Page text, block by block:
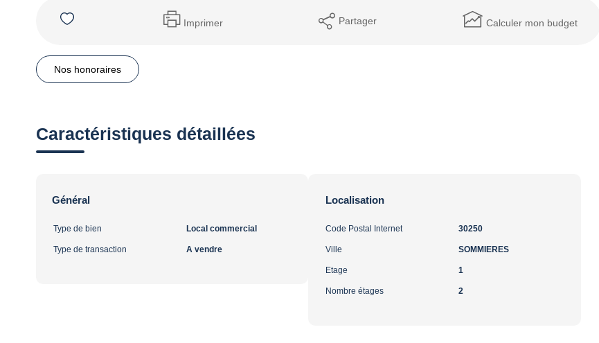
Imprimer Partager Calculer mon budget
Nos honoraires
Caractéristiques détaillées
Général
Type de bien Local commercial
Type de transaction A vendre
Localisation
Code Postal Internet 30250
Ville SOMMIERES
Etage 1
Nombre étages 2